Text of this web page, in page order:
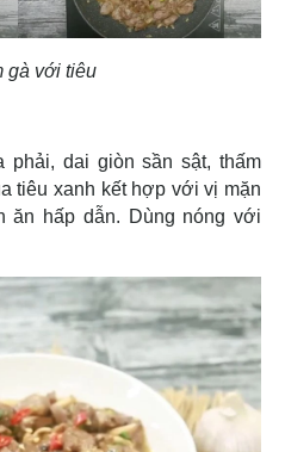
gà với tiêu
phải, dai giòn sần sật, thấm
tiêu xanh kết hợp với vị mặn
ăn hấp dẫn. Dùng nóng với